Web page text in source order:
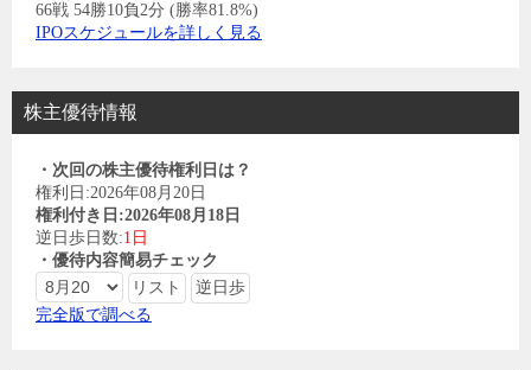
66戦 54勝10負2分 (勝率81.8%)
IPOスケジュールを詳しく見る
株主優待情報
・次回の株主優待権利日は？
権利日:2026年08月20日
権利付き日:2026年08月18日
逆日歩日数:1日
・優待内容簡易チェック
完全版で調べる